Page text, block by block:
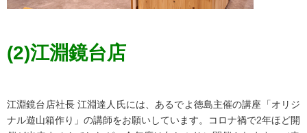
(2)江淵鏡台店
江淵鏡台店社長 江淵達人氏には、あるでよ徳島主催の講座「オリジ
ナル遊山箱作り」の講師をお願いしています。コロナ禍で2年ほど開